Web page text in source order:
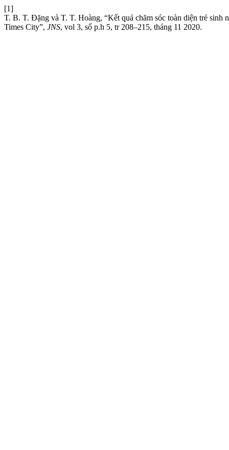
[1]
T. B. T. Đặng và T. T. Hoàng, “Kết quả chăm sóc toàn diện trẻ
Times City”, JNS, vol 3, số p.h 5, tr 208–215, tháng 11 2020.